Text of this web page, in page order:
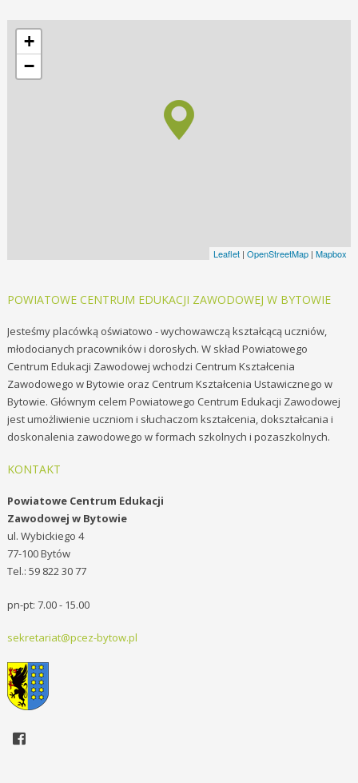
POWIATOWE CENTRUM EDUKACJI ZAWODOWEJ W BYTOWIE
Jesteśmy placówką oświatowo - wychowawczą kształcącą uczniów,
młodocianych pracowników i dorosłych. W skład Powiatowego
Centrum Edukacji Zawodowej wchodzi Centrum Kształcenia
Zawodowego w Bytowie oraz Centrum Kształcenia Ustawicznego w
Bytowie. Głównym celem Powiatowego Centrum Edukacji Zawodowej
jest umożliwienie uczniom i słuchaczom kształcenia, dokształcania i
doskonalenia zawodowego w formach szkolnych i pozaszkolnych.
KONTAKT
Powiatowe Centrum Edukacji
Zawodowej w Bytowie
ul. Wybickiego 4
77-100 Bytów
Tel.: 59 822 30 77
pn-pt: 7.00 - 15.00
sekretariat@pcez-bytow.pl
+
−
Leaflet |OpenStreetMap |Mapbox